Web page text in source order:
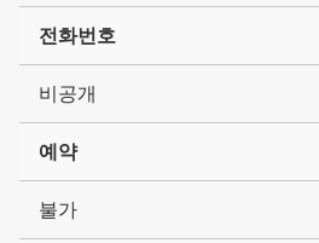
전화번호
비공개
예약
불가